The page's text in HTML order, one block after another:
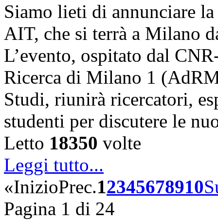
Siamo lieti di annunciare
AIT, che si terrà a Milano
L’evento, ospitato dal
Ricerca di Milano 1
Studi, riunirà ricercatori,
studenti per discutere le
Letto 18350 volte
Leggi tutto...
«InizioPrec.12345678910
Pagina 1 di 24